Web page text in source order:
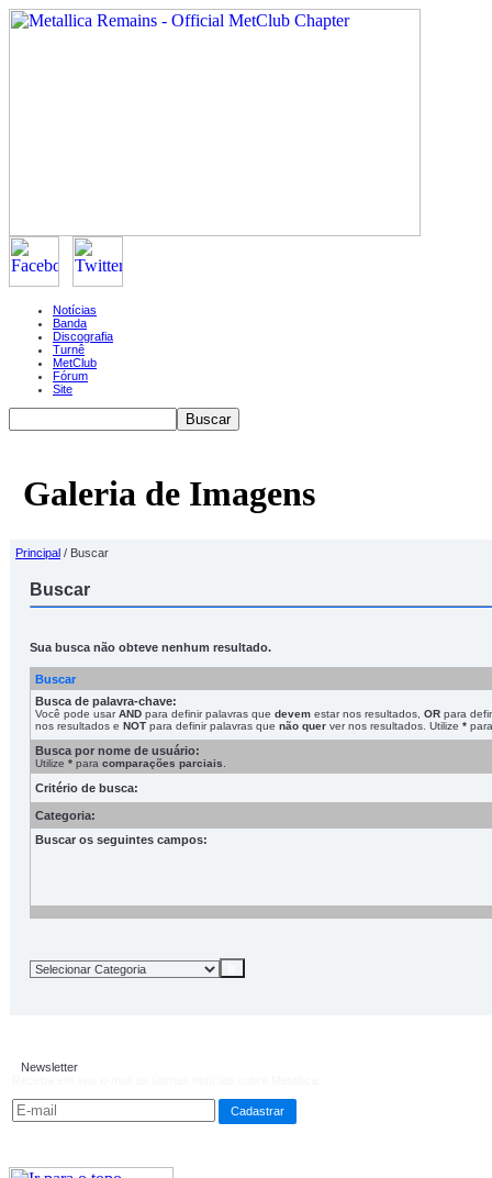
Notícias
Banda
Discografia
Turnê
MetClub
Fórum
Site
Galeria de Imagens
Principal / Buscar
Buscar
Sua busca não obteve nenhum resultado.
Buscar
Busca de palavra-chave:
Você pode usarAND para definir palavras que devem estar nos resultados, OR para
nos resultados e NOT para definir palavras que não quer ver nos resultados. Utilize *
Busca por nome de usuário:
Utilize * para comparações parciais
Critério de busca:
Categoria:
Buscar os seguintes campos:
Newsletter